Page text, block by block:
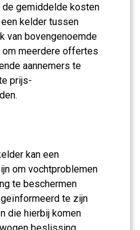
de gemiddelde kosten
kelder tussen
van bovengenoemde
om meerdere offertes
aannemers te
prijs-
kan een
om vochtproblemen
te beschermen
te zijn
die hierbij komen